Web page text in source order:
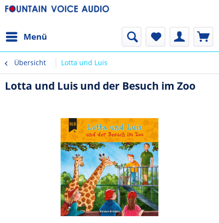
Menü
Übersicht Lotta und Luis
Lotta und Luis und der Besuch im Zoo